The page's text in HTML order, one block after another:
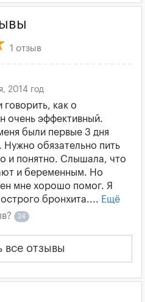
1 отзыв
2014 год
говорить, как о
очень эффективный.
были первые 3 дня
Нужно обязательно пить
и понятно. Слышала, что
и беременным. Но
мне хорошо помог. Я
бронхита.... Ещё
24
все отзывы